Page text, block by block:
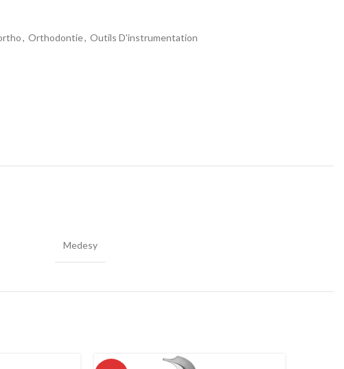
, Orthodontie, Outils D'instrumentation
Medesy